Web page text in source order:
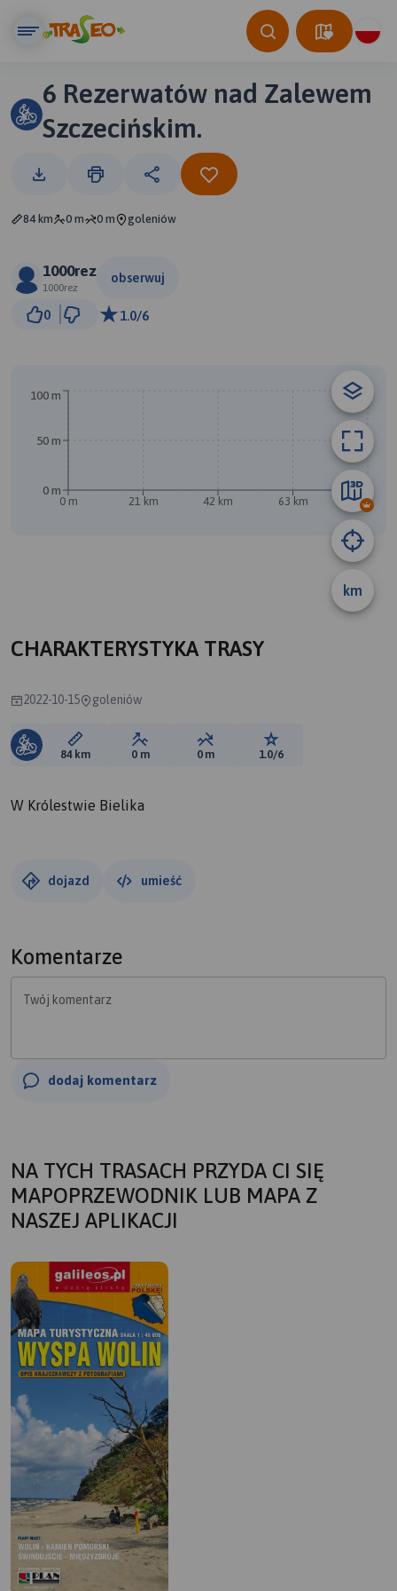
6 Rezerwatów nad Zalewem
Szczecińskim.
84 km 0 m 0 m goleniów
1000rez
1000rez
obserwuj
0 1.0/6
km
0 m 21 km 42 km 63 km 84 km
0 m
50 m
100 m
CHARAKTERYSTYKA TRASY
2022-10-15 goleniów
Długość trasy:
84 km Suma przewyższeń:
0 m Suma spadków:
0 m Ocena trasy:
1.0/6
W Królestwie Bielika
dojazd umieść
Komentarze
Twój komentarz
dodaj komentarz
NA TYCH TRASACH PRZYDA CI SIĘ
MAPOPRZEWODNIK LUB MAPA Z
NASZEJ APLIKACJI